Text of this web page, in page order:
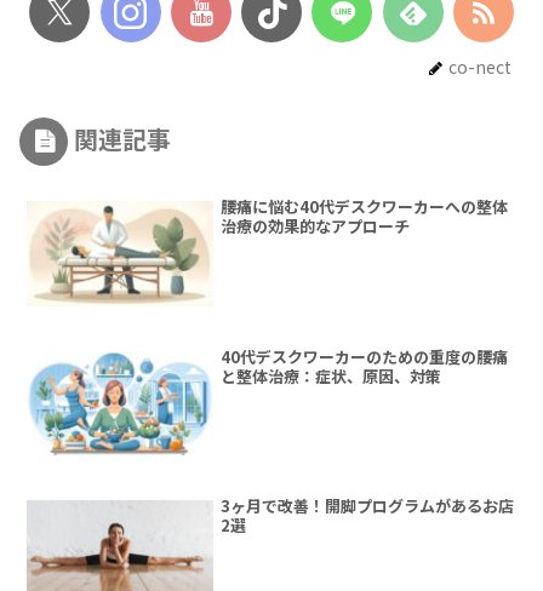
co-nect
関連記事
腰痛に悩む40代デスクワーカーへの整体
治療の効果的なアプローチ
40代デスクワーカーのための重度の腰痛
と整体治療：症状、原因、対策
3ヶ月で改善！開脚プログラムがあるお店
2選